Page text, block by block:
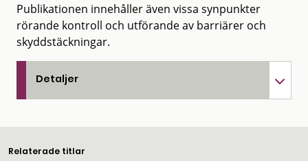
Publikationen innehåller även vissa synpunkter
rörande kontroll och utförande av barriärer och
skyddstäckningar.
Detaljer
Relaterade titlar